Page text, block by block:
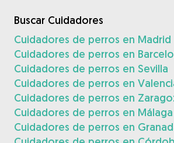
Buscar Cuidadores
Cuidadores de perros en Madrid
Cuidadores de perros en
Cuidadores de perros en Sevilla
Cuidadores de perros en
Cuidadores de perros en
Cuidadores de perros en Málaga
Cuidadores de perros en